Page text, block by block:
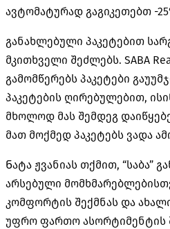
ავტომატურად გაგიკეთებთ -
განახლებული პაკეტებით
მკითხველი შეძლებს. SABA
გამომწერებს პაკეტები
პაკეტების ღირებულებით,
მხოლოდ მას შემდეგ
მათ მოქმედ პაკეტებს ვადა
Ნატა ჟვანიას თქმით, “საბა”
არსებული
კომფორტის შექმნას და
უფრო ფართო ასორტიმენტის